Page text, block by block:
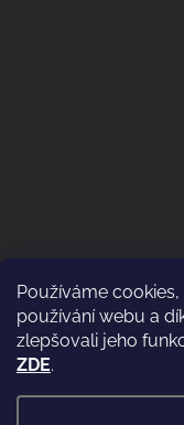
Používáme
používání webu a
zlepšovali jeho
ZDE.